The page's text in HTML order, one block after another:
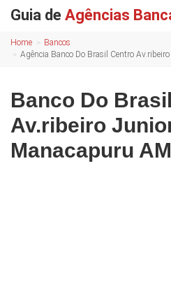
Guia de Agências
Home
Bancos
Agência Banco Do Brasil Centro
Banco Do
Av.ribeiro
Manacapuru AM